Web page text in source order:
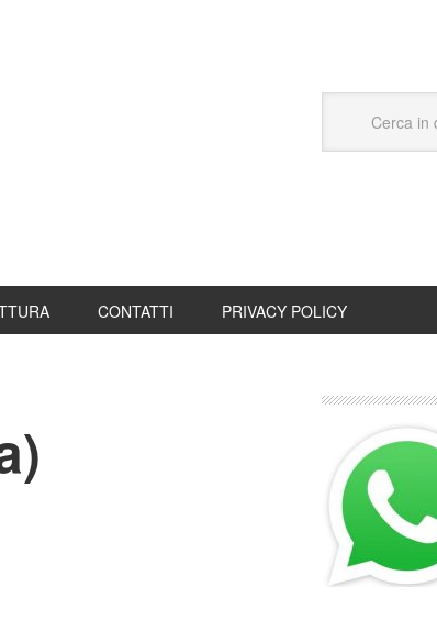
CONTATTI PRIVACY POLICY